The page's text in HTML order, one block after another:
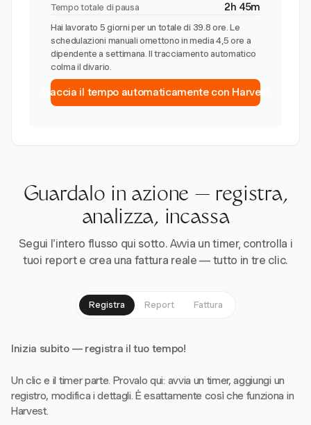
Tempo totale di pausa 2h 45m
Hai lavorato 5 giorni per un totale di 39.8 ore. Le
schedulazioni manuali omettono in media 4,5 ore a
dipendente a settimana. Il tracciamento automatico
colma il divario.
Traccia il tempo automaticamente con Harvest
Guardalo in azione — registra,
analizza, incassa
Segui l'intero flusso qui sotto. Avvia un timer, controlla i
tuoi report e crea una fattura reale — tutto in tre clic.
Registra Report Fattura
Inizia subito — registra il tuo tempo!
Un clic e il timer parte. Provalo qui: avvia un timer, aggiungi un
registro, modifica i dettagli. È esattamente così che funziona in
Harvest.